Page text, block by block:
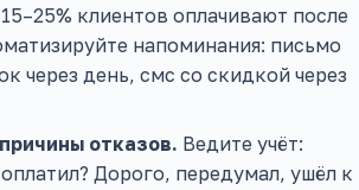
клиентов оплачивают после
напоминания: письмо
через день, смс со скидкой через
отказов. Ведите учёт:
Дорого, передумал, ушёл к